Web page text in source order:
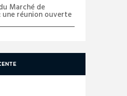
Marché de
une réunion ouverte